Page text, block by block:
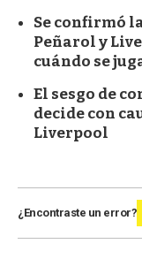
Se confirmó
Peñarol y
cuándo se
El sesgo de
decide con
Liverpool
¿Encontraste un error?